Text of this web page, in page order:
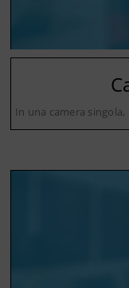
In una camera